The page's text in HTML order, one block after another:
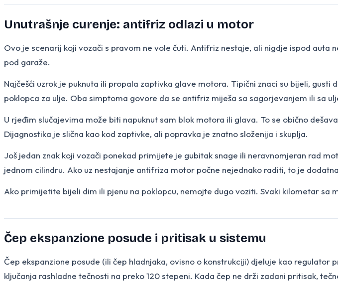
Unutrašnje curenje: antifriz odlazi u motor
Ovo je scenarij koji vozači s pravom ne vole čuti. Antifriz nestaje, ali nigdje ispod auta
pod garaže.
Najčešći uzrok je puknuta ili propala zaptivka glave motora. Tipični znaci su bijeli,
poklopca za ulje. Oba simptoma govore da se antifriz miješa sa sagorjevanjem ili sa
U rjeđim slučajevima može biti napuknut sam blok motora ili glava. To se obično
Dijagnostika je slična kao kod zaptivke, ali popravka je znatno složenija i skuplja.
Još jedan znak koji vozači ponekad primijete je gubitak snage ili neravnomjeran rad
jednom cilindru. Ako uz nestajanje antifriza motor počne nejednako raditi, to je
Ako primijetite bijeli dim ili pjenu na poklopcu, nemojte dugo voziti. Svaki kilometar sa
Čep ekspanzione posude i pritisak u sistemu
Čep ekspanzione posude (ili čep hladnjaka, ovisno o konstrukciji) djeluje kao regulator
ključanja rashladne tečnosti na preko 120 stepeni. Kada čep ne drži zadani pritisak,